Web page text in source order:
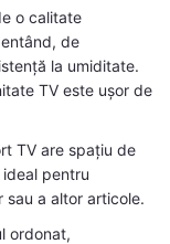
o calitate
de
la umiditate.
TV este ușor de
TV are spațiu de
pentru
sau a altor articole.
ordonat,